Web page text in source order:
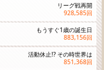
リーグ戦再開
928,585回
もうすぐ1歳の誕生日
883,156回
活動休止!? その時世界は
851,368回